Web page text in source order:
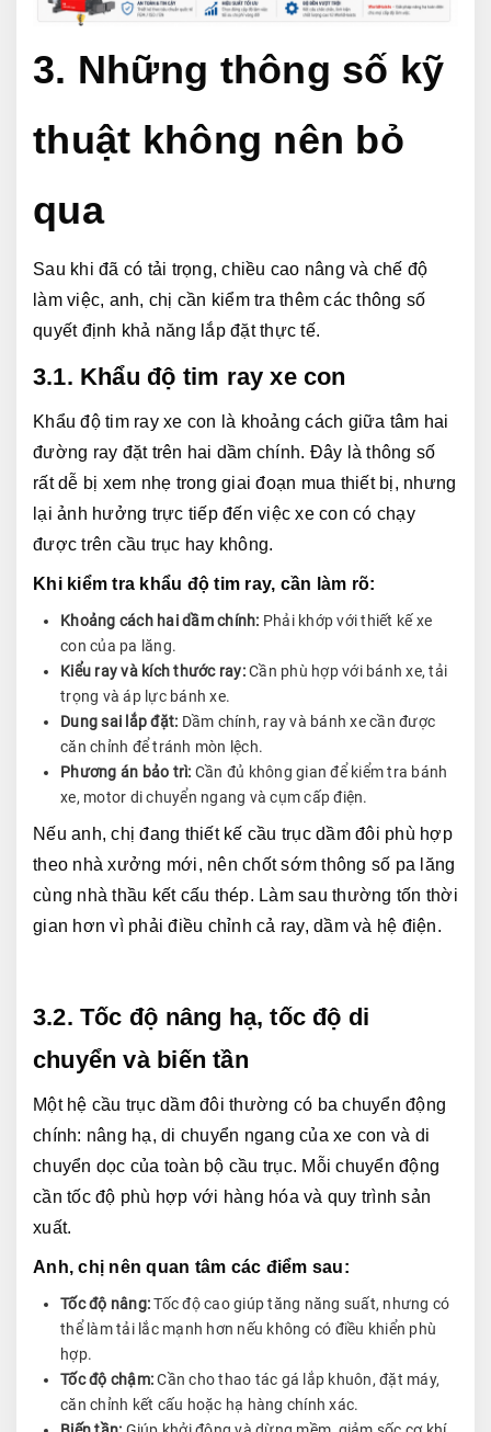
3. Những thông số kỹ
thuật không nên bỏ
qua
Sau khi đã có tải trọng, chiều cao nâng và chế độ
làm việc, anh, chị cần kiểm tra thêm các thông số
quyết định khả năng lắp đặt thực tế.
3.1. Khẩu độ tim ray xe con
Khẩu độ tim ray xe con là khoảng cách giữa tâm hai
đường ray đặt trên hai dầm chính. Đây là thông số
rất dễ bị xem nhẹ trong giai đoạn mua thiết bị, nhưng
lại ảnh hưởng trực tiếp đến việc xe con có chạy
được trên cầu trục hay không.
Khi kiểm tra khẩu độ tim ray, cần làm rõ:
Khoảng cách hai dầm chính: Phải khớp với thiết kế xe
con của pa lăng.
Kiểu ray và kích thước ray:Cần phù hợp với bánh xe, tải
trọng và áp lực bánh xe.
Dung sai lắp đặt: Dầm chính, ray và bánh xe cần được
căn chỉnh để tránh mòn lệch.
Phương án bảo trì: Cần đủ không gian để kiểm tra bánh
xe, motor di chuyển ngang và cụm cấp điện.
Nếu anh, chị đang thiết kế cầu trục dầm đôi phù hợp
theo nhà xưởng mới, nên chốt sớm thông số pa lăng
cùng nhà thầu kết cấu thép. Làm sau thường tốn thời
gian hơn vì phải điều chỉnh cả ray, dầm và hệ điện.
3.2. Tốc độ nâng hạ, tốc độ di
chuyển và biến tần
Một hệ cầu trục dầm đôi thường có ba chuyển động
chính: nâng hạ, di chuyển ngang của xe con và di
chuyển dọc của toàn bộ cầu trục. Mỗi chuyển động
cần tốc độ phù hợp với hàng hóa và quy trình sản
xuất.
Anh, chị nên quan tâm các điểm sau:
Tốc độ nâng:Tốc độ cao giúp tăng năng suất, nhưng có
thể làm tải lắc mạnh hơn nếu không có điều khiển phù
hợp.
Tốc độ chậm:Cần cho thao tác gá lắp khuôn, đặt máy,
căn chỉnh kết cấu hoặc hạ hàng chính xác.